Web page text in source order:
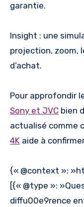
garantie.
Insight : une
projection, zoom,
d’achat.
Pour approfondir
Sony et JVC bien
actualisé comme
4K aide à
{« @context »:
[{« @type »:
diffu00e9rence